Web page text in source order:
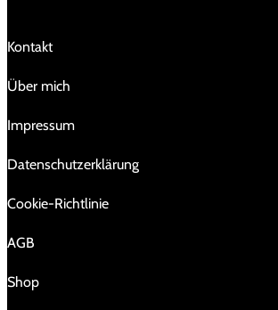
Kontakt
Über mich
Impressum
Da­ten­schutz­er­klä­rung
Cookie-Richtlinie
AGB
Shop